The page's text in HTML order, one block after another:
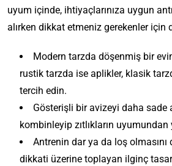
uyum içinde, ihtiyaçlarınıza uygun
alırken dikkat etmeniz gerekenler için
Modern tarzda döşenmiş bir
rustik tarzda ise aplikler, klasik
tercih edin.
Gösterişli bir avizeyi daha sade
kombinleyip zıtlıkların uyumundan
Antrenin dar ya da loş olmasını
dikkati üzerine toplayan ilginç